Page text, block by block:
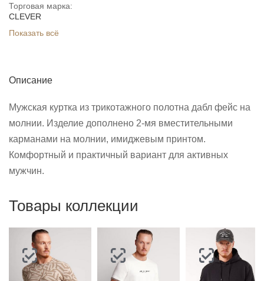
Торговая марка:
CLEVER
Показать всё
Описание
Мужская куртка из трикотажного полотна дабл фейс на
молнии. Изделие дополнено 2-мя вместительными
карманами на молнии, имиджевым принтом.
Комфортный и практичный вариант для активных
мужчин.
Товары коллекции